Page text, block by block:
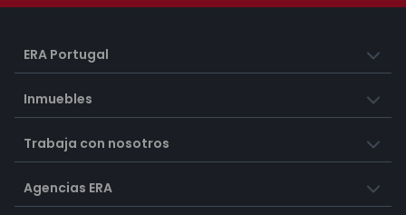
ERA Portugal
Inmuebles
Trabaja con nosotros
Agencias ERA